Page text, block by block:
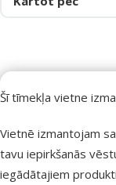
Šī tīmekļa vietne
Vietnē izmantojam
tavu iepirkšanās
iegādātajiem
Vairāk nekā